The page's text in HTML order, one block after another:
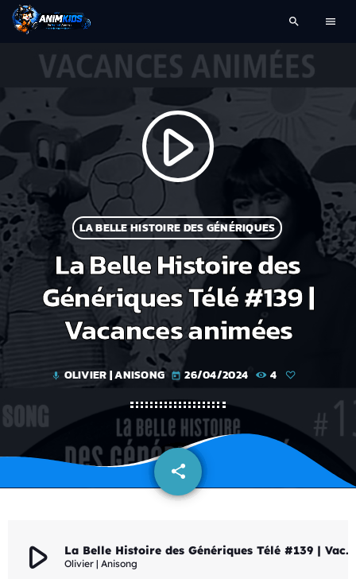
search menu
play_arrow
LA BELLE HISTOIRE DES GÉNÉRIQUES
La Belle Histoire des
Génériques Télé #139 |
Vacances animées
mic OLIVIER | ANISONG today 26/04/2024 4
share
email
play_arrow La Belle Histoire des Génériques Télé #139 | Vacances animées
Olivier | Anisong